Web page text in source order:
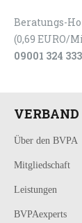
Beratungs-
(0,69 EURO/
09001 324 333
VERBAND
Über den BVPA
Mitgliedschaft
Leistungen
BVPAexperts